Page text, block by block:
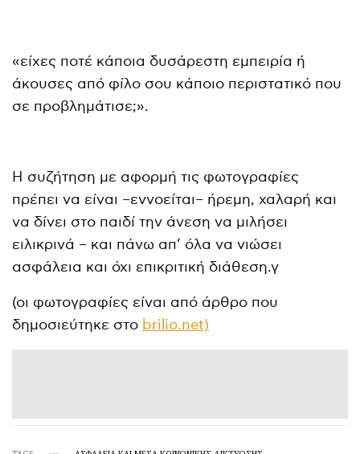
«είχες ποτέ κάποια δυσάρεστη εμπειρία ή
άκουσες από φίλο σου κάποιο περιστατικό που
σε προβλημάτισε;».
Η συζήτηση με αφορμή τις φωτογραφίες
πρέπει να είναι –εννοείται– ήρεμη, χαλαρή και
να δίνει στο παιδί την άνεση να μιλήσει
ειλικρινά – και πάνω απ’ όλα να νιώσει
ασφάλεια και όχι επικριτική διάθεση.γ
(οι φωτογραφίες είναι από άρθρο που
δημοσιεύτηκε στο brilio.net)